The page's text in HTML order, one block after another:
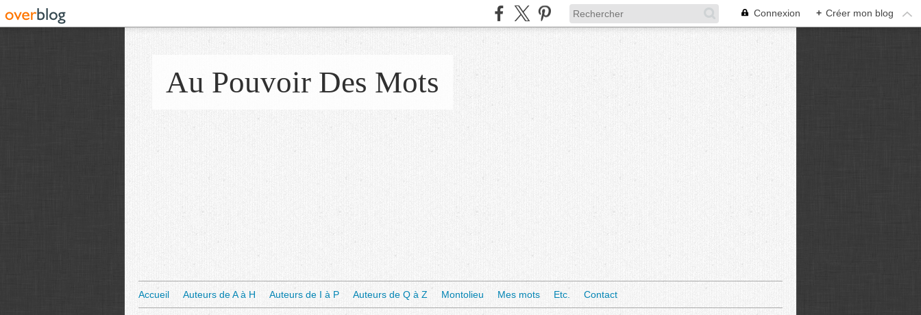
Connexion + Créer mon blog
Au Pouvoir Des Mots
Accueil Auteurs de A à H Auteurs de I à P Auteurs de Q à Z Montolieu Mes mots Etc. Contact